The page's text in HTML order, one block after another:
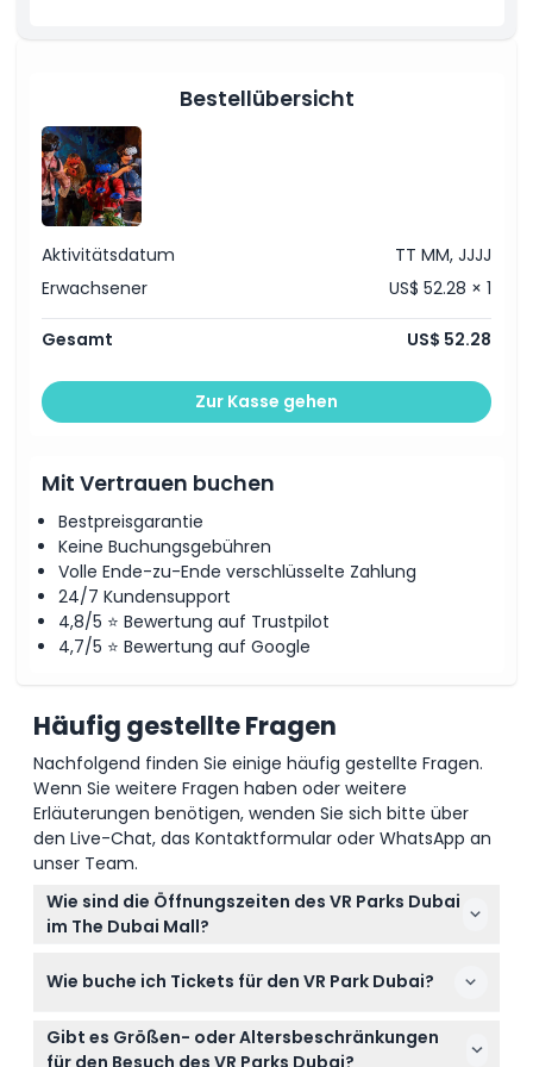
Dinge, die Sie wissen sollten
Ort
Bestellübersicht
Aktivitätsdatum
TT MM, JJJJ
Erwachsener
US$ 52.28 × 1
Gesamt US$ 52.28
Zur Kasse gehen
Mit Vertrauen buchen
Bestpreisgarantie
Keine Buchungsgebühren
Volle Ende-zu-Ende verschlüsselte Zahlung
24/7 Kundensupport
4,8/5 ⭐ Bewertung auf Trustpilot
4,7/5 ⭐ Bewertung auf Google
Häufig gestellte Fragen
Nachfolgend finden Sie einige häufig gestellte Fragen.
Wenn Sie weitere Fragen haben oder weitere
Erläuterungen benötigen, wenden Sie sich bitte über
den Live-Chat, das Kontaktformular oder WhatsApp an
unser Team.
Wie sind die Öffnungszeiten des VR Parks Dubai
im The Dubai Mall?
10:00 bis 23:00 Uhr geöffnet und von Donnerstag bis
vorbehalten – bitte bestätigen Sie die Zeiten bei der
Buchung).
Wie buche ich Tickets für den VR Park Dubai?
Sie können Ihre Tickets ganz einfach online auf
dieser Website für das gewünschte Besuchsdatum
Gibt es Größen- oder Altersbeschränkungen
für den Besuch des VR Parks Dubai?